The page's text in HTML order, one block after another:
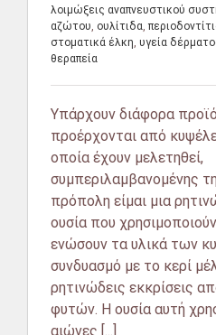
λοιμώξεις αναπνευστικού
αζώτου, ουλίτιδα,
στοματικά έλκη, υγεία
θεραπεία
Υπάρχουν διάφορα
προέρχονται από
οποία έχουν μελετηθεί,
συμπεριλαμβανομένης
πρόπολη είμαι μια
ουσία που
ενώσουν τα υλικά των
συνδυασμό με το κερί
ρητινώδεις εκκρίσεις
φυτών. Η ουσία αυτή
αιώνες [...]